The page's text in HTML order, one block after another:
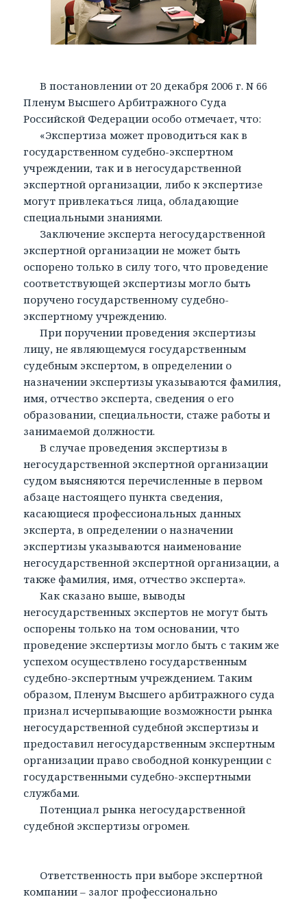
В постановлении от 20 декабря 2006 г. N 66
Пленум Высшего Арбитражного Суда
Российской Федерации особо отмечает, что:
«Экспертиза может проводиться как в
государственном судебно-экспертном
учреждении, так и в негосударственной
экспертной организации, либо к экспертизе
могут привлекаться лица, обладающие
специальными знаниями.
Заключение эксперта негосударственной
экспертной организации не может быть
оспорено только в силу того, что проведение
соответствующей экспертизы могло быть
поручено государственному судебно-
экспертному учреждению.
При поручении проведения экспертизы
лицу, не являющемуся государственным
судебным экспертом, в определении о
назначении экспертизы указываются фамилия,
имя, отчество эксперта, сведения о его
образовании, специальности, стаже работы и
занимаемой должности.
В случае проведения экспертизы в
негосударственной экспертной организации
судом выясняются перечисленные в первом
абзаце настоящего пункта сведения,
касающиеся профессиональных данных
эксперта, в определении о назначении
экспертизы указываются наименование
негосударственной экспертной организации, а
также фамилия, имя, отчество эксперта».
Как сказано выше, выводы
негосударственных экспертов не могут быть
оспорены только на том основании, что
проведение экспертизы могло быть с таким же
успехом осуществлено государственным
судебно-экспертным учреждением. Таким
образом, Пленум Высшего арбитражного суда
признал исчерпывающие возможности рынка
негосударственной судебной экспертизы и
предоставил негосударственным экспертным
организации право свободной конкуренции с
государственными судебно-экспертными
службами.
Потенциал рынка негосударственной
судебной экспертизы огромен.
Ответственность при выборе экспертной
компании – залог профессионально